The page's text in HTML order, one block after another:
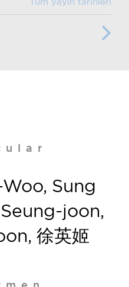
Tüm yayın tarihleri
Sung
joon,
徐英姬